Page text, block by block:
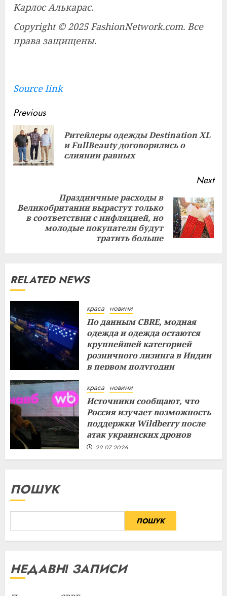
Карлос Алькарас.
Copyright © 2025 FashionNetwork.com. Все
права защищены.
Source link
Continue
Reading
Previous
Ритейлеры одежды Destination XL
и FullBeauty договорились о
слиянии равных
Next
Next
Праздничные расходы в
Великобритании вырастут только
в соответствии с инфляцией, но
молодые покупатели будут
тратить больше
RELATED NEWS
краса новини
По данным CBRE, модная
одежда и одежда остаются
крупнейшей категорией
розничного лизинга в Индии
в первом полугодии
краса новини
Источники сообщают, что
Россия изучает возможность
поддержки Wildberry после
атак украинских дронов
29.07.2026
ПОШУК
ПОШУК
НЕДАВНІ ЗАПИСИ